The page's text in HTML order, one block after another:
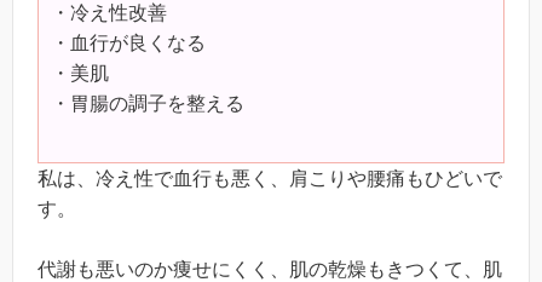
・冷え性改善
・血行が良くなる
・美肌
・胃腸の調子を整える
私は、冷え性で血行も悪く、肩こりや腰痛もひどいで
す。
代謝も悪いのか痩せにくく、肌の乾燥もきつくて、肌